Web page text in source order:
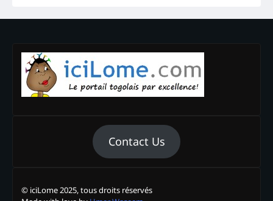
Contact Us
© iciLome 2025, tous droits réservés